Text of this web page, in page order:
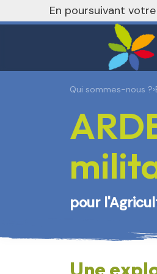
Qui sommes-nous ?›
pour
Une
En poursuivant